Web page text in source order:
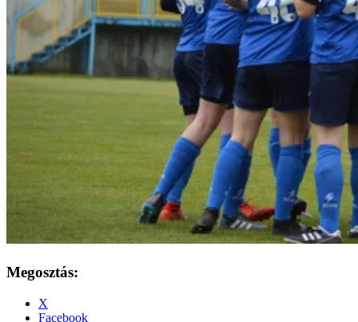
Megosztás:
X
Facebook